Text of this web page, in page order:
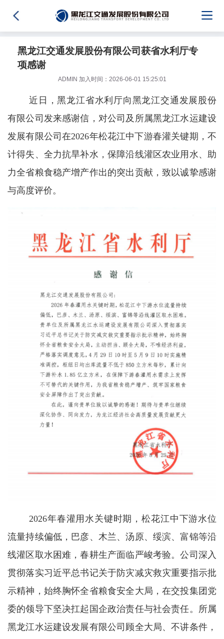
黑龙江交通发展股份有限公司获省水利厅专
项感谢
ADMIN 加入时间：2026-06-01 15:25:01
近日，黑龙江省水利厅向黑龙江交通发展股份
有限公司发来感谢信，对公司及所属黑龙江水运建设
发展有限公司在2026年松花江中下游春灌关键期，不
计得失、全力抗旱补水，保障沿线灌区农业用水、助
力全省粮食稳产增产作出的突出贡献，致以诚挚感谢
与高度评价。
2026年春灌用水关键时期，松花江中下游水位
流量持续偏低，巴彦、木兰、汤原、绥滨、富锦等沿
线灌区取水困难，春耕生产面临严峻考验。公司深入
贯彻落实习近平总书记关于防灾减灾救灾重要指示批
示精神，始终胸怀全省粮食安全大局，在交投集团党
委的领导下坚决扛起国企政治责任与社会责任。所属
黑龙江水运建设发展有限公司顾全大局、不讲条件，